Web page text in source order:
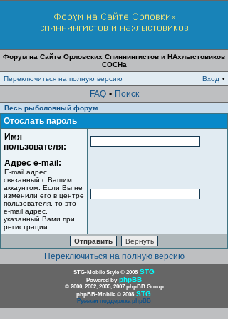
Форум на Сайте Орловских Спиннингистов и НАхлыстовиков
СОСНа
Переключиться на полную версию
Вход •
FAQ • Поиск
Весь рыболовный форум
Отослать пароль
Имя
пользователя:
Адрес e-mail:
E-mail адрес,
связанный с Вашим
аккаунтом. Если Вы не
изменили его в центре
пользователя, то это
e-mail адрес,
указанный Вами при
регистрации.
Переключиться на полную версию
STG-Mobile Style © 2008 STG
Powered by phpBB
© 2000, 2002, 2005, 2007 phpBB Group
phpBB-Mobile © 2008 STG
Русская поддержка phpBB